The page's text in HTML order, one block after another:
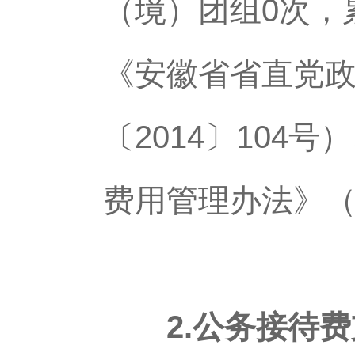
（境）团组0次
《安徽省省直党
〔2014〕104号
费用管理办法》
2.公务接待费